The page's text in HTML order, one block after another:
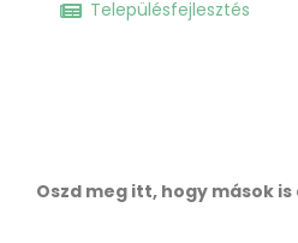
Településfejlesztés
Oszd meg itt, hogy mások